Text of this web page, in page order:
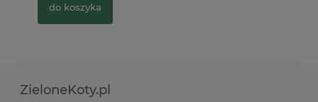
do koszyka
ZieloneKoty.pl